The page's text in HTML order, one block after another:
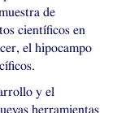
de
científicos en
el hipocampo
y el
herramientas